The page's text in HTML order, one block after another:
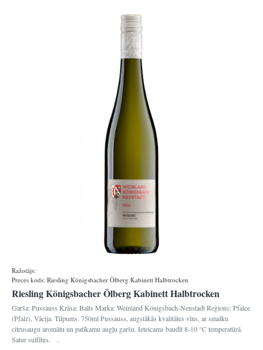
Ražotājs:
Preces kods: Riesling Königsbacher Ölberg Kabinett Halbtrocken
Riesling Königsbacher Ölberg Kabinett Halbtrocken
Garša: Pussauss Krāsa: Balts Marka: Weinland Königsbach-Neustadt Reģions: Pfalce
(Pfalz), Vācija. Tilpums: 750ml Pussauss, augstākās kvalitātes vīns, ar smalku
citrusaugu aromātu un patīkamu augļu garšu. Ieteicams baudīt 8-10 °C temperatūrā.
Satur sulfītus. ..